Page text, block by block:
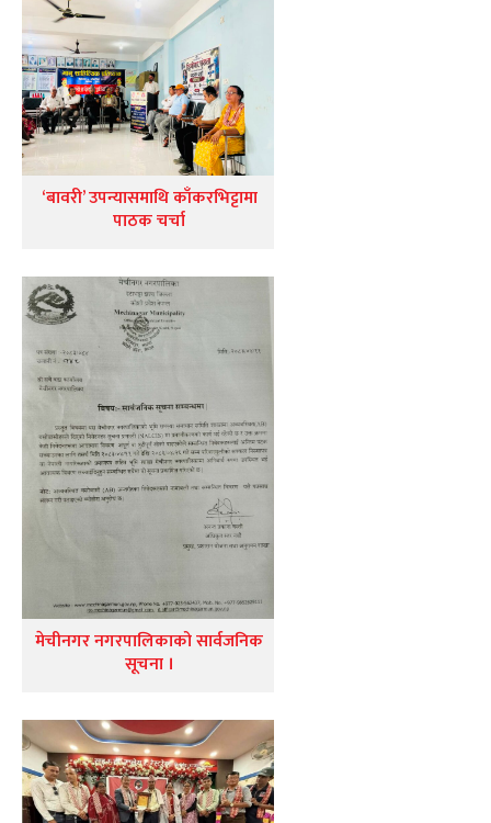
‘बावरी’ उपन्यासमाथि काँकरभिट्टामा
पाठक चर्चा
मेचीनगर नगरपालिकाको सार्वजनिक
सूचना ।